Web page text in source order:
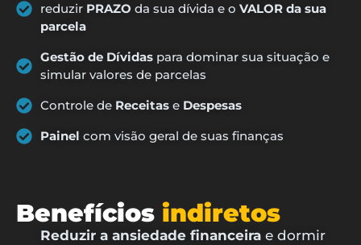
reduzir PRAZO da sua dívida e o VALOR da sua
parcela
Gestão de Dívidas para dominar sua situação e
simular valores de parcelas
Controle de Receitas e Despesas
Painel com visão geral de suas finanças
Benefícios indiretos
Reduzir a ansiedade financeira e dormir